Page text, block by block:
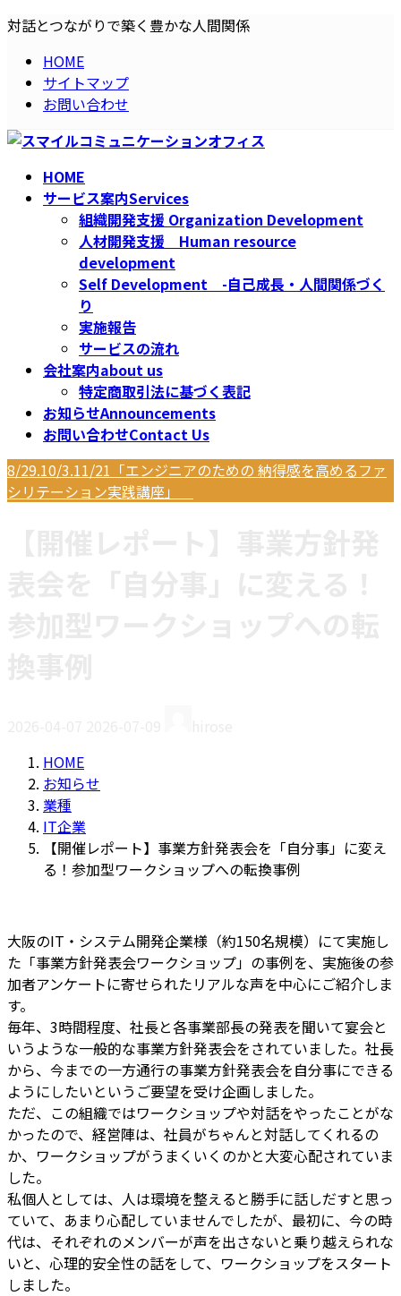
コ
へ
ナ
ョ
対話とつながりで築く豊かな人間関係
HOME
サイトマップ
お問い合わせ
HOME
サービス案内Services
組織開発支援 Organization Development
人材開発支援 Human resource
development
Self Development -自己成長・人間関係づく
り
実施報告
サービスの流れ
会社案内about us
特定商取引法に基づく表記
お知らせAnnouncements
お問い合わせContact Us
8/29.10/3.11/21「エンジニアのための 納得感を高めるファ
シリテーション実践講座」
新
HOME
お知らせ
業種
IT企業
【開催レポート】事業方針発表会を「自分事」に変え
る！参加型ワークショップへの転換事例
大阪のIT・システム開発企業様（約150名規模）にて実施し
た「事業方針発表会ワークショップ」の事例を、実施後の参
加者アンケートに寄せられたリアルな声を中心にご紹介しま
す。
毎年、3時間程度、社長と各事業部長の発表を聞いて宴会と
いうような一般的な事業方針発表会をされていました。社長
から、今までの一方通行の事業方針発表会を自分事にできる
ようにしたいというご要望を受け企画しました。
ただ、この組織ではワークショップや対話をやったことがな
かったので、経営陣は、社員がちゃんと対話してくれるの
か、ワークショップがうまくいくのかと大変心配されていま
した。
私個人としては、人は環境を整えると勝手に話しだすと思っ
ていて、あまり心配していませんでしたが、最初に、今の時
代は、それぞれのメンバーが声を出さないと乗り越えられな
いと、心理的安全性の話をして、ワークショップをスタート
しました。